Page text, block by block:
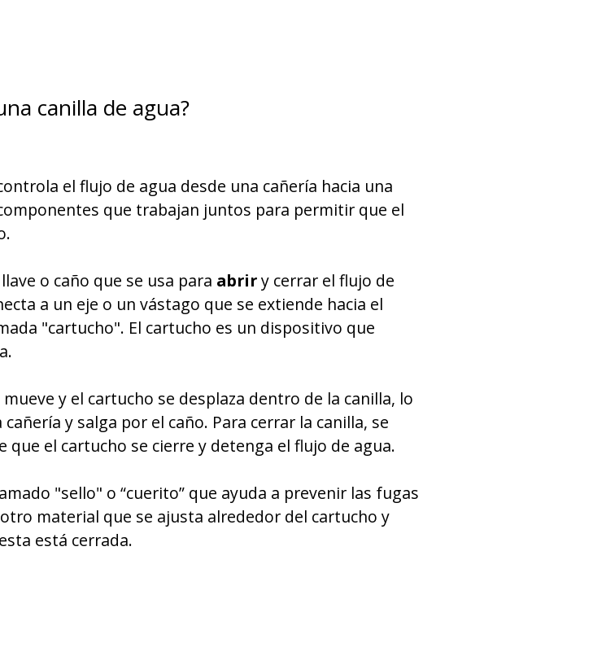
canilla de agua?
el flujo de agua desde una cañería hacia una
que trabajan juntos para permitir que el
o caño que se usa para abriry cerrar el flujo de
a un eje o un vástago que se extiende hacia el
"cartucho". El cartucho es un dispositivo que
y el cartucho se desplaza dentro de la canilla, lo
cañería y salga por el caño. Para cerrar la canilla, se
el cartucho se cierre y detenga el flujo de agua.
"sello" o “cuerito” que ayuda a prevenir las fugas
material que se ajusta alrededor del cartucho y
está cerrada.